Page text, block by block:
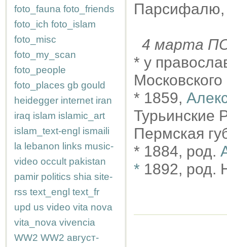
foto_fauna foto_friends
foto_ich foto_islam
foto_misc
foto_my_scan
foto_people
foto_places gb gould
heidegger internet iran
iraq islam islamic_art
islam_text-engl ismaili
la lebanon links music-
video occult pakistan
pamir politics shia site-
rss text_engl text_fr
upd us video vita nova
vita_nova vivencia
WW2 WW2 август-
4 марта
* у
* 1859,
Турьинские
Пермская
* 1884, род.
* 1892, род.